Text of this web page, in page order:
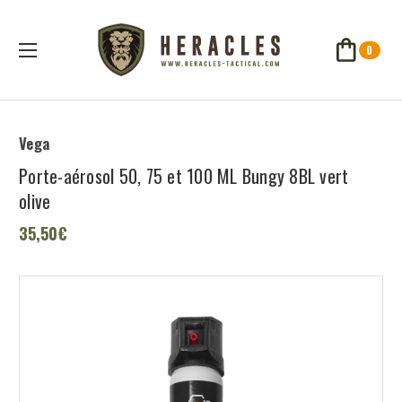
0
Vega
Porte-aérosol 50, 75 et 100 ML Bungy 8BL vert
olive
35,50€